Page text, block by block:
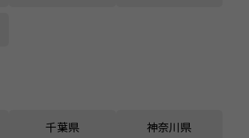
千葉県 神奈川県